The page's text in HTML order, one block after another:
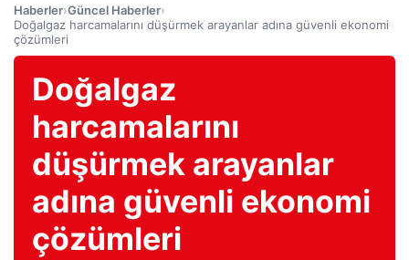
Haberler›Güncel Haberler›
Doğalgaz harcamalarını düşürmek arayanlar adına güvenli ekonomi
çözümleri
Doğalgaz
harcamalarını
düşürmek arayanlar
adına güvenli ekonomi
çözümleri